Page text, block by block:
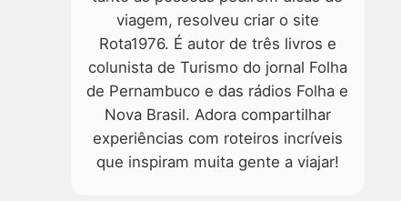
viagem, resolveu criar o site
Rota1976. É autor de três livros e
colunista de Turismo do jornal Folha
de Pernambuco e das rádios Folha e
Nova Brasil. Adora compartilhar
experiências com roteiros incríveis
que inspiram muita gente a viajar!